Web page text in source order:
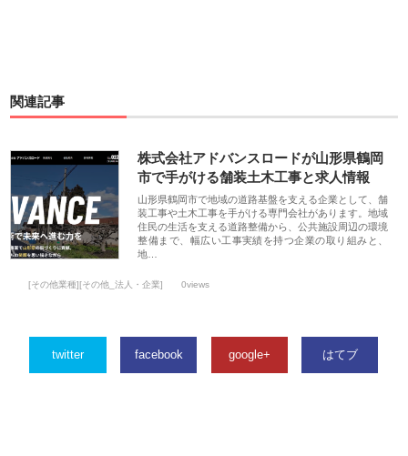
関連記事
株式会社アドバンスロードが山形県鶴岡
市で手がける舗装土木工事と求人情報
山形県鶴岡市で地域の道路基盤を支える企業として、舗
装工事や土木工事を手がける専門会社があります。地域
住民の生活を支える道路整備から、公共施設周辺の環境
整備まで、幅広い工事実績を持つ企業の取り組みと、
地…
[その他業種][その他_法人・企業] 0views
twitter facebook google+ はてブ